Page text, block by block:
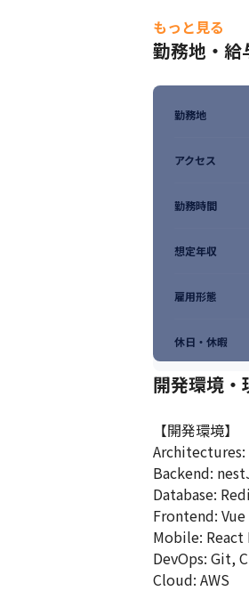
もっと見る
勤務地・給
勤務地
アクセス
勤務時間
想定年収
雇用形態
休日・休暇
開発環境・
【開発環境】
Backend:
Database:
Frontend:
Mobile:
DevOps: Git,
Cloud: AWS